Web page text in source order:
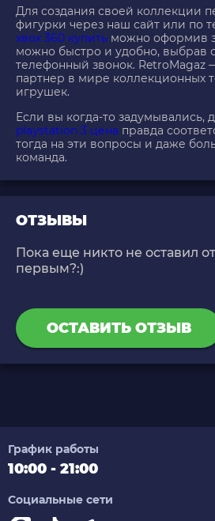
Для создания своей коллекции
фигурки через наш сайт или по
хвох 360 купить можно оформив
можно быстро и удобно, выбрав
телефонный звонок. RetroMagaz
партнер в мире коллекционных
игрушек.
Если вы когда-то задумывались,
playstation 3 цена правда
тогда на эти вопросы и даже
команда.
ОТЗЫВЫ
Пока еще никто не оставил
первым?:)
ОСТАВИТЬ ОТЗЫВ
График работы
10:00 - 21:00
Социальные сети